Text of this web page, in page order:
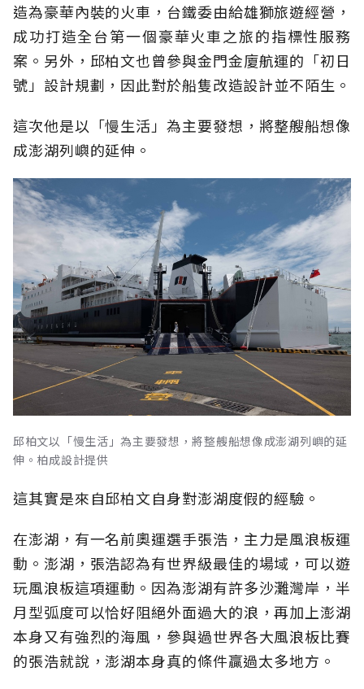
造為豪華內裝的火車，台鐵委由給雄獅旅遊經營，
成功打造全台第一個豪華火車之旅的指標性服務
案。另外，邱柏文也曾參與金門金廈航運的「初日
號」設計規劃，因此對於船隻改造設計並不陌生。
這次他是以「慢生活」為主要發想，將整艘船想像
成澎湖列嶼的延伸。
邱柏文以「慢生活」為主要發想，將整艘船想像成澎湖列嶼的延
伸。柏成設計提供
這其實是來自邱柏文自身對澎湖度假的經驗。
在澎湖，有一名前奧運選手張浩，主力是風浪板運
動。澎湖，張浩認為有世界級最佳的場域，可以遊
玩風浪板這項運動。因為澎湖有許多沙灘灣岸，半
月型弧度可以恰好阻絕外面過大的浪，再加上澎湖
本身又有強烈的海風，參與過世界各大風浪板比賽
的張浩就說，澎湖本身真的條件贏過太多地方。